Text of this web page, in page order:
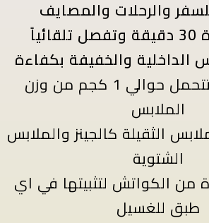
والرحلات والمصايف
الداخلية والخفيفة بكفاءة
يمكنها أن تتحمل حوالي 1 كجم من وزن
الملابس
الثقيلة كالجينز والملابس
الشتوية
من الكواتش لتثبيتها في اي
طبق للغسيل